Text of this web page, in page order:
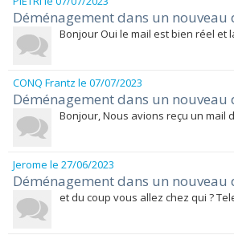
Déménagement dans un nouveau
Bonjour Oui le mail est bien réel et
CONQ Frantz le 07/07/2023
Déménagement dans un nouveau
Bonjour, Nous avions reçu un mail
Jerome le 27/06/2023
Déménagement dans un nouveau
et du coup vous allez chez qui ?